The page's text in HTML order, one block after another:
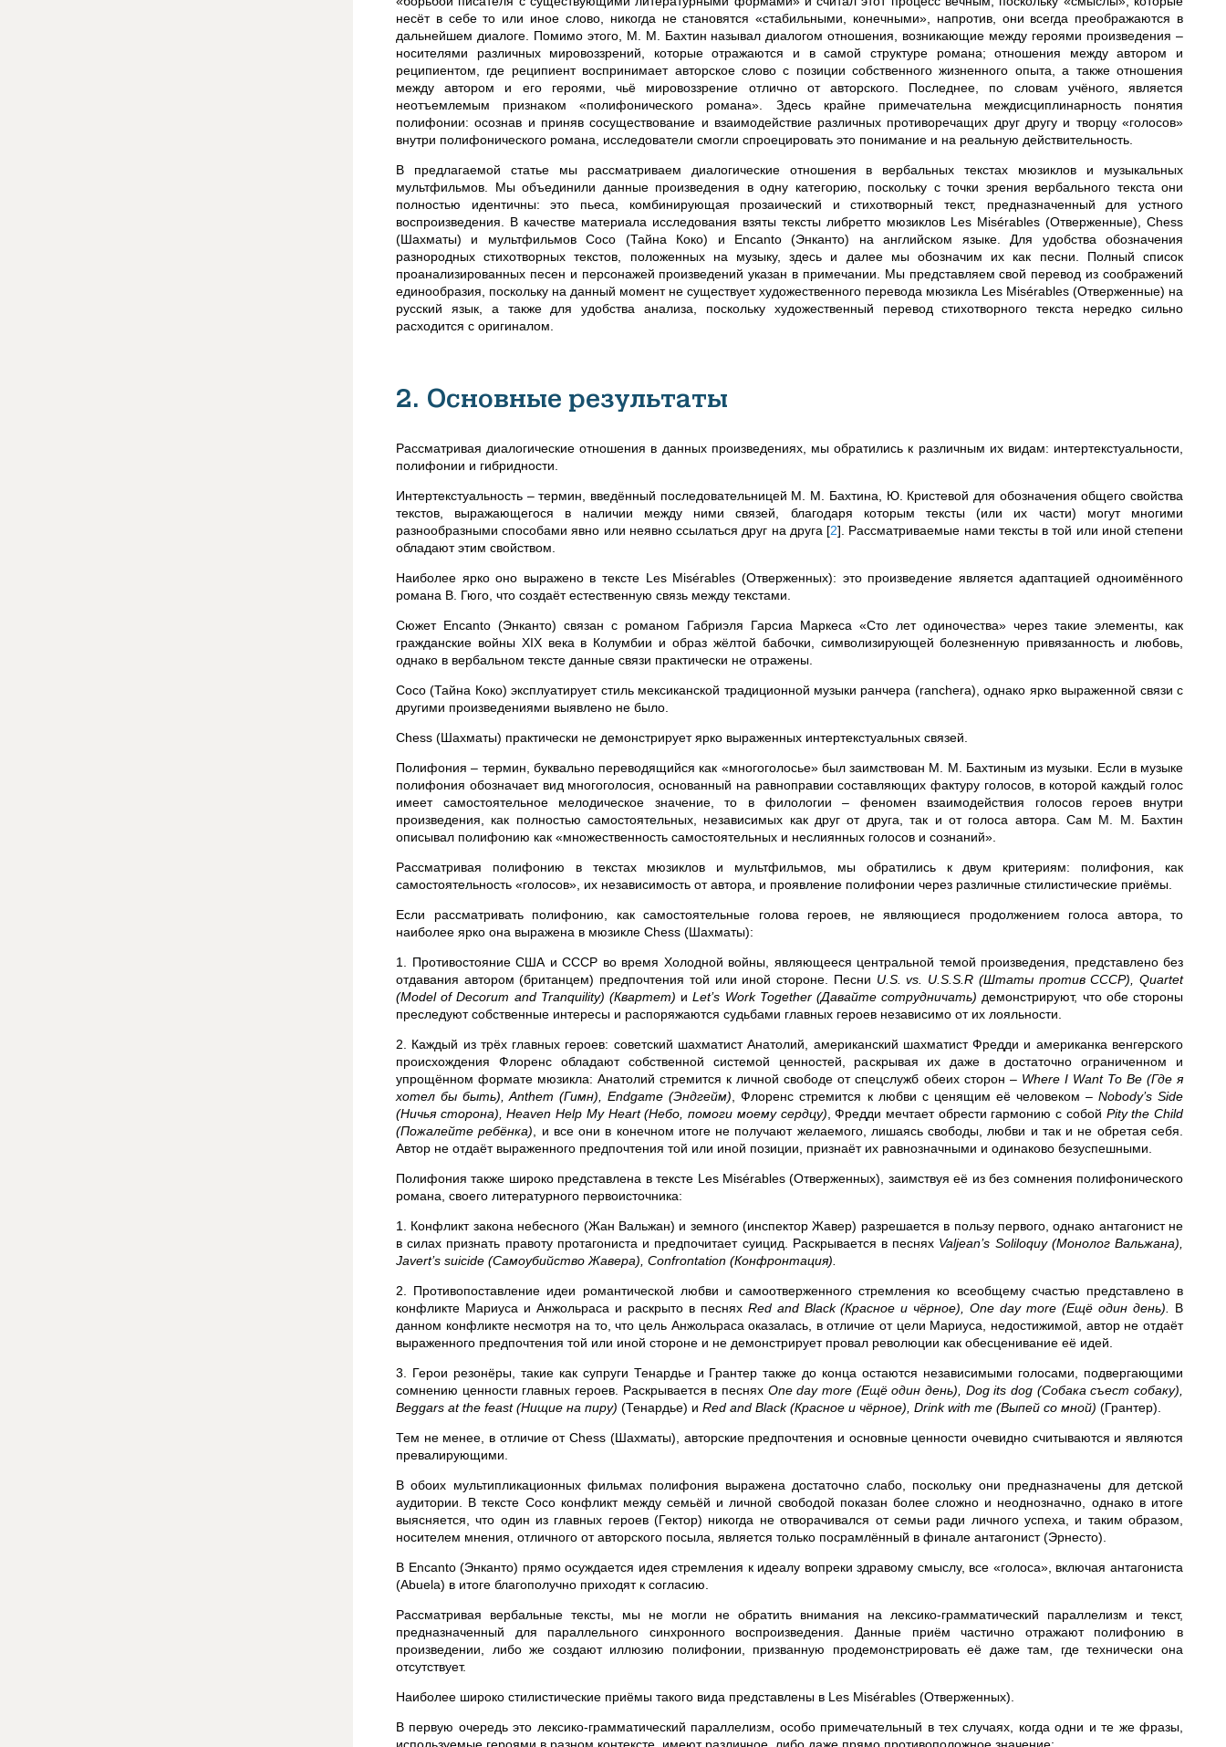
несёт в себе то или иное слово, никогда не становятся «стабильными, конечными», напротив, они всегда преображаются в
дальнейшем диалоге. Помимо этого, М. М. Бахтин называл диалогом отношения, возникающие между героями произведения –
носителями различных мировоззрений, которые отражаются и в самой структуре романа; отношения между автором и
реципиентом, где реципиент воспринимает авторское слово с позиции собственного жизненного опыта, а также отношения
между автором и его героями, чьё мировоззрение отлично от авторского. Последнее, по словам учёного, является
неотъемлемым признаком «полифонического романа». Здесь крайне примечательна междисциплинарность понятия
полифонии: осознав и приняв сосуществование и взаимодействие различных противоречащих друг другу и творцу «голосов»
внутри полифонического романа, исследователи смогли спроецировать это понимание и на реальную действительность.
В предлагаемой статье мы рассматриваем диалогические отношения в вербальных текстах мюзиклов и музыкальных
мультфильмов. Мы объединили данные произведения в одну категорию, поскольку с точки зрения вербального текста они
полностью идентичны: это пьеса, комбинирующая прозаический и стихотворный текст, предназначенный для устного
воспроизведения. В качестве материала исследования взяты тексты либретто мюзиклов Les Misérables (Отверженные), Chess
(Шахматы) и мультфильмов Coco (Тайна Коко) и Encanto (Энканто) на английском языке. Для удобства обозначения
разнородных стихотворных текстов, положенных на музыку, здесь и далее мы обозначим их как песни. Полный список
проанализированных песен и персонажей произведений указан в примечании. Мы представляем свой перевод из соображений
единообразия, поскольку на данный момент не существует художественного перевода мюзикла Les Misérables (Отверженные) на
русский язык, а также для удобства анализа, поскольку художественный перевод стихотворного текста нередко сильно
расходится с оригиналом.
2. Основные результаты
Рассматривая диалогические отношения в данных произведениях, мы обратились к различным их видам: интертекстуальности,
полифонии и гибридности.
Интертекстуальность – термин, введённый последовательницей М. М. Бахтина, Ю. Кристевой для обозначения общего свойства
текстов, выражающегося в наличии между ними связей, благодаря которым тексты (или их части) могут многими
разнообразными способами явно или неявно ссылаться друг на друга [2] . Рассматриваемые нами тексты в той или иной степени
обладают этим свойством.
Наиболее ярко оно выражено в тексте Les Misérables (Отверженных): это произведение является адаптацией одноимённого
романа В. Гюго, что создаёт естественную связь между текстами.
Сюжет Encanto (Энканто) связан с романом Габриэля Гарсиа Маркеса «Сто лет одиночества» через такие элементы, как
гражданские войны XIX века в Колумбии и образ жёлтой бабочки, символизирующей болезненную привязанность и любовь,
однако в вербальном тексте данные связи практически не отражены.
Coco (Тайна Коко) эксплуатирует стиль мексиканской традиционной музыки ранчера (ranchera), однако ярко выраженной связи с
другими произведениями выявлено не было.
Chess (Шахматы) практически не демонстрирует ярко выраженных интертекстуальных связей.
Полифония – термин, буквально переводящийся как «многоголосье» был заимствован М. М. Бахтиным из музыки. Если в музыке
полифония обозначает вид многоголосия, основанный на равноправии составляющих фактуру голосов, в которой каждый голос
имеет самостоятельное мелодическое значение, то в филологии – феномен взаимодействия голосов героев внутри
произведения, как полностью самостоятельных, независимых как друг от друга, так и от голоса автора. Сам М. М. Бахтин
описывал полифонию как «множественность самостоятельных и неслиянных голосов и сознаний».
Рассматривая полифонию в текстах мюзиклов и мультфильмов, мы обратились к двум критериям: полифония, как
самостоятельность «голосов», их независимость от автора, и проявление полифонии через различные стилистические приёмы.
Если рассматривать полифонию, как самостоятельные голова героев, не являющиеся продолжением голоса автора, то
наиболее ярко она выражена в мюзикле Chess (Шахматы):
1. Противостояние США и СССР во время Холодной войны, являющееся центральной темой произведения, представлено без
отдавания автором (британцем) предпочтения той или иной стороне. Песни U.S. vs. U.S.S.R (Штаты против СССР), Quartet
(Model of Decorum and Tranquility) (Квартет) и Let’s Work Together (Давайте сотрудничать) демонстрируют, что обе стороны
преследуют собственные интересы и распоряжаются судьбами главных героев независимо от их лояльности.
2. Каждый из трёх главных героев: советский шахматист Анатолий, американский шахматист Фредди и американка венгерского
происхождения Флоренс обладают собственной системой ценностей, раскрывая их даже в достаточно ограниченном и
упрощённом формате мюзикла: Анатолий стремится к личной свободе от спецслужб обеих сторон – Where I Want To Be (Где я
хотел бы быть), Anthem (Гимн), Endgame (Эндгейм) , Флоренс стремится к любви с ценящим её человеком – Nobody’s Side
(Ничья сторона), Heaven Help My Heart (Небо, помоги моему сердцу) , Фредди мечтает обрести гармонию с собой Pity the Child
(Пожалейте ребёнка) , и все они в конечном итоге не получают желаемого, лишаясь свободы, любви и так и не обретая себя.
Автор не отдаёт выраженного предпочтения той или иной позиции, признаёт их равнозначными и одинаково безуспешными.
Полифония также широко представлена в тексте Les Misérables (Отверженных), заимствуя её из без сомнения полифонического
романа, своего литературного первоисточника:
1. Конфликт закона небесного (Жан Вальжан) и земного (инспектор Жавер) разрешается в пользу первого, однако антагонист не
в силах признать правоту протагониста и предпочитает суицид. Раскрывается в песнях Valjean’s Soliloquy (Монолог Вальжана),
Javert’s suicide (Самоубийство Жавера), Confrontation (Конфронтация).
2. Противопоставление идеи романтической любви и самоотверженного стремления ко всеобщему счастью представлено в
конфликте Мариуса и Анжольраса и раскрыто в песнях Red and Black (Красное и чёрное), One day more (Ещё один день). В
данном конфликте несмотря на то, что цель Анжольраса оказалась, в отличие от цели Мариуса, недостижимой, автор не отдаёт
выраженного предпочтения той или иной стороне и не демонстрирует провал революции как обесценивание её идей.
3. Герои резонёры, такие как супруги Тенардье и Грантер также до конца остаются независимыми голосами, подвергающими
сомнению ценности главных героев. Раскрывается в песнях One day more (Ещё один день), Dog its dog (Собака съест собаку),
Beggars at the feast (Нищие на пиру) (Тенардье) и Red and Black (Красное и чёрное), Drink with me (Выпей со мной) (Грантер).
Тем не менее, в отличие от Chess (Шахматы), авторские предпочтения и основные ценности очевидно считываются и являются
превалирующими.
В обоих мультипликационных фильмах полифония выражена достаточно слабо, поскольку они предназначены для детской
аудитории.
В тексте Coco конфликт между семьёй и личной свободой показан более сложно и неоднозначно, однако в итоге
выясняется, что один из главных героев (Гектор) никогда не отворачивался от семьи ради личного успеха, и таким образом,
носителем мнения, отличного от авторского посыла, является только посрамлённый в финале антагонист (Эрнесто).
В Encanto (Энканто) прямо осуждается идея стремления к идеалу вопреки здравому смыслу, все «голоса», включая антагониста
(Abuela) в итоге благополучно приходят к согласию.
Рассматривая вербальные тексты, мы не могли не обратить внимания на лексико-грамматический параллелизм и текст,
предназначенный для параллельного синхронного воспроизведения. Данные приём частично отражают полифонию в
произведении, либо же создают иллюзию полифонии, призванную продемонстрировать её даже там, где технически она
отсутствует.
Наиболее широко стилистические приёмы такого вида представлены в Les Misérables (Отверженных).
В первую очередь это лексико-грамматический параллелизм, особо примечательный в тех случаях, когда одни и те же фразы,